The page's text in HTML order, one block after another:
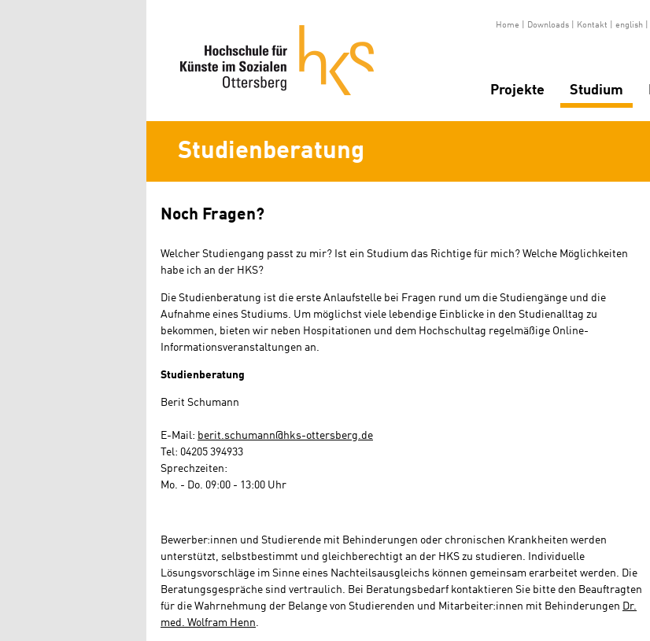
Home Downloads Kontakt english
Projekte Studium
Studienberatung
Noch Fragen?
Welcher Studiengang passt zu mir? Ist ein Studium das Richtige für mich? Welche Möglichkeiten
habe ich an der HKS?
Die Studienberatung ist die erste Anlaufstelle bei Fragen rund um die Studiengänge und die
Aufnahme eines Studiums. Um möglichst viele lebendige Einblicke in den Studienalltag zu
bekommen, bieten wir neben Hospitationen und dem Hochschultag regelmäßige Online-
Informationsveranstaltungen an.
Studienberatung
Berit Schumann
E-Mail: berit.schumann@hks-ottersberg.de
Tel: 04205 394933
Sprechzeiten:
Mo. - Do. 09:00 - 13:00 Uhr
Bewerber:innen und Studierende mit Behinderungen oder chronischen Krankheiten werden
unterstützt, selbstbestimmt und gleichberechtigt an der HKS zu studieren. Individuelle
Lösungsvorschläge im Sinne eines Nachteilsausgleichs können gemeinsam erarbeitet werden. Die
Beratungsgespräche sind vertraulich. Bei Beratungsbedarf kontaktieren Sie bitte den Beauftragten
für die Wahrnehmung der Belange von Studierenden und Mitarbeiter:innen mit Behinderungen Dr.
med. Wolfram Henn.